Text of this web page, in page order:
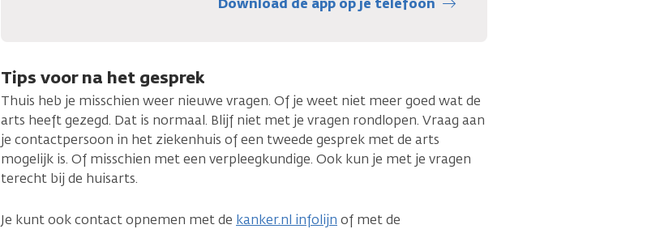
Tips voor na het gesprek
Thuis heb je misschien weer nieuwe vragen. Of je weet niet meer goed wat de
arts heeft gezegd. Dat is normaal. Blijf niet met je vragen rondlopen. Vraag aan
je contactpersoon in het ziekenhuis of een tweede gesprek met de arts
mogelijk is. Of misschien met een verpleegkundige. Ook kun je met je vragen
terecht bij de huisarts.
Je kunt ook contact opnemen met de kanker.nl infolijn of met de